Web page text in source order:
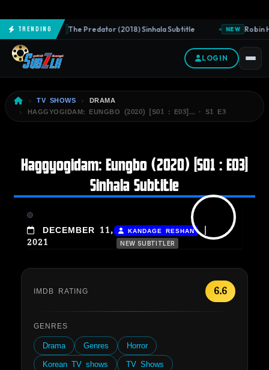
TrendingNEW The Predator (2018) Sinhala Subtitle NEW Robin
LOGIN
TV SHOWS
DRAMA
HAGGYOGIDAM: EUNGBO (2020) [S01 : E03]… · S1 E3
Haggyogidam: Eungbo (2020) [S01 : E03]
Sinhala Subtitle
DECEMBER 11,
2021
KANDAGE RESHAN |
NEW SUBTITLER
IMDB RATING 6.6
GENRES
Drama Genres
Horror
Korean TV shows
TV Shows